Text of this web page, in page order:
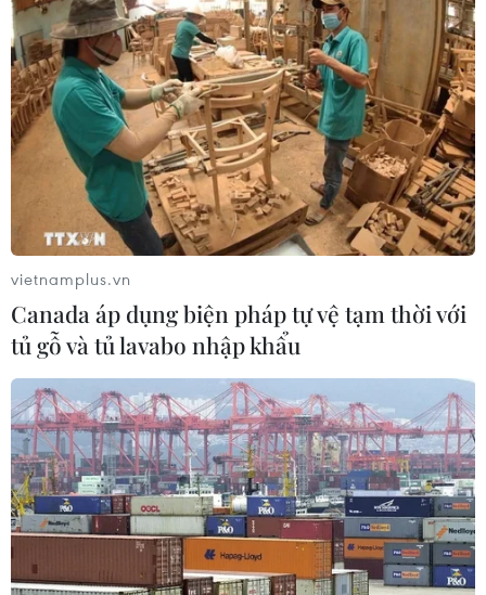
Quân khu 7 đẩy mạnh ứng dụng
khoa học-công nghệ trong tìm kiếm,
quy tập hài cốt liệt sỹ
07/08/2026 08:45
Xem thêm
CƠ QUAN CHỦ QUẢN: THÔNG TẤN XÃ VIỆT NAM
Tổng Biên tập: TRẦN TIẾN DUẨN
Phó Tổng Biên tập: NGUYỄN THỊ TÁM, KHÚC THANH
THỦY
Sở hữu trí tuệ
Quy định sử dụng
RSS
Hỗ trợ
vietnamplus.vn
Canada áp dụng biện pháp tự vệ tạm thời với
tủ gỗ và tủ lavabo nhập khẩu